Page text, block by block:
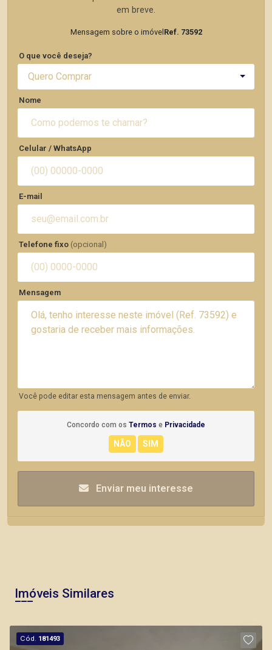
em breve.
Mensagem sobre o imóvel Ref. 73592
O que você deseja?
Quero Comprar
Nome
Celular / WhatsApp
E-mail
Telefone fixo (opcional)
Mensagem
Você pode editar esta mensagem antes de enviar.
Concordo com os Termos e Privacidade
Enviar meu interesse
Imóveis Similares
Cód. 181493